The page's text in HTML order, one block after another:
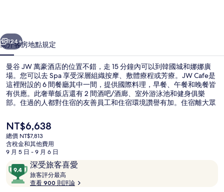
的
相
片
集
個 下一個
124+
簡介客房地點規定
曼谷 JW 萬豪酒店的位置不錯，走 15 分鐘內可以到韓國城和娜娜廣
場。您可以去 Spa 享受深層組織按摩、敷體療程或芳療。JW Cafe是
這裡附設的 6 間餐廳其中一間，提供國際料理，早餐、午餐和晚餐皆
有供應。此奢華飯店還有 2 間酒吧/酒廊、室外游泳池和健身俱樂
部。住過的人都對住宿的友善員工和住宿環境讚譽有加。住宿離大眾
只要 8 分鐘。
目
前
的
價
是
NT$6,638
NT$6,638
總價 NT$7,813
含稅金和其他費用
9 月 5 日 - 9 月 6 日
評
論
深受旅客喜愛
9.4
分，
滿
旅客評分最高
客
查看 900 則評論